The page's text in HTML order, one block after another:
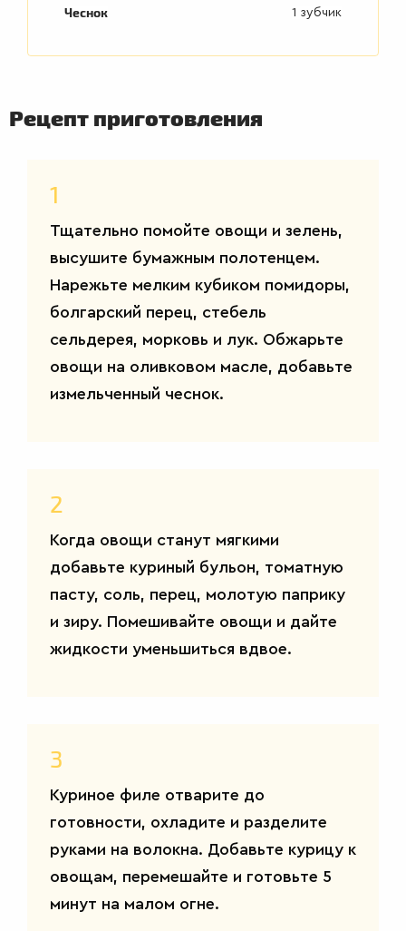
САЛАТЫ
Чеснок 1 зубчик
Рецепт приготовления
1
Тщательно помойте овощи и зелень,
высушите бумажным полотенцем.
Нарежьте мелким кубиком помидоры,
болгарский перец, стебель
сельдерея, морковь и лук. Обжарьте
овощи на оливковом масле, добавьте
измельченный чеснок.
2
Когда овощи станут мягкими
добавьте куриный бульон, томатную
пасту, соль, перец, молотую паприку
и зиру. Помешивайте овощи и дайте
жидкости уменьшиться вдвое.
3
Куриное филе отварите до
готовности, охладите и разделите
руками на волокна. Добавьте курицу к
овощам, перемешайте и готовьте 5
минут на малом огне.